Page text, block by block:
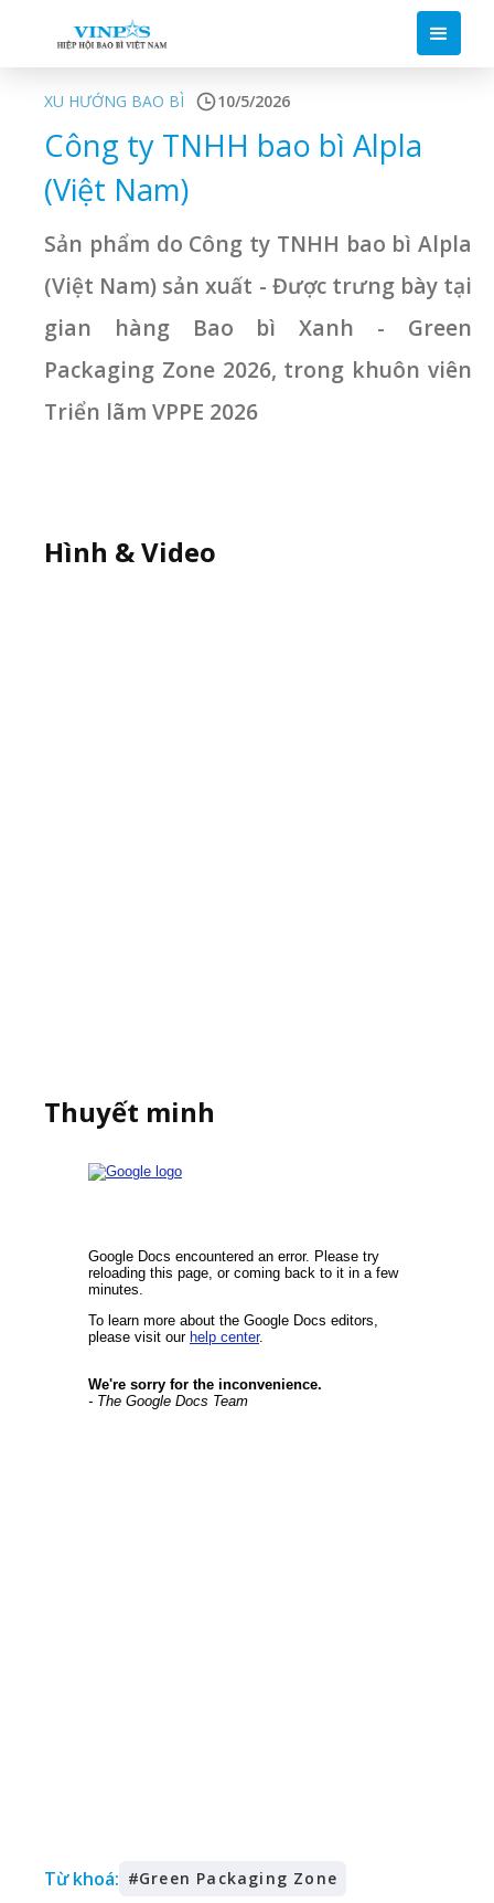
XU HƯỚNG BAO BÌ 10/5/2026
Công ty TNHH bao bì Alpla
(Việt Nam)
Sản phẩm do Công ty TNHH bao bì Alpla
(Việt Nam) sản xuất - Được trưng bày tại
gian hàng Bao bì Xanh - Green
Packaging Zone 2026, trong khuôn viên
Triển lãm VPPE 2026
Hình & Video
Thuyết minh
Từ khoá: #Green Packaging Zone